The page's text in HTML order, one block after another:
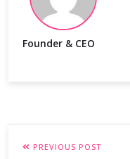
Founder & CEO
PREVIOUS POST